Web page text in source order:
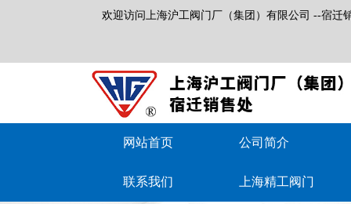
欢迎访问上海沪工阀门厂（集团）有限公司 --宿迁
网站首页 公司简介
联系我们 上海精工阀门